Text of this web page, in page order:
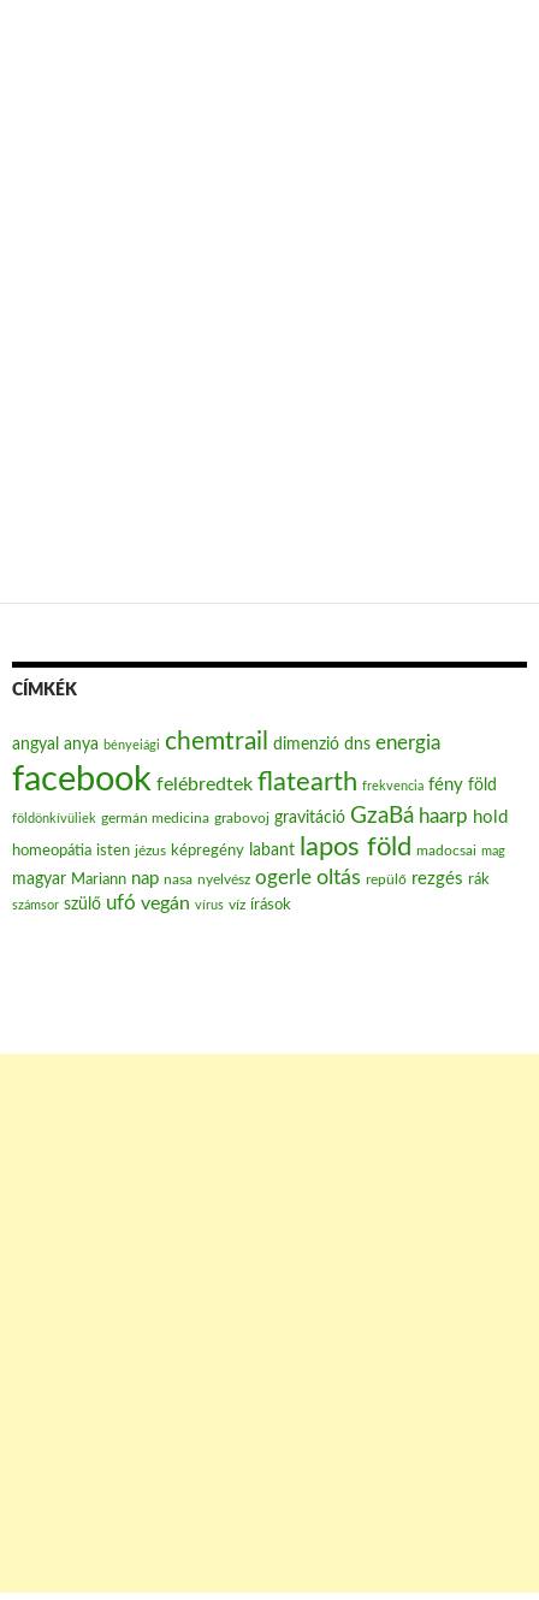
CÍMKÉK
angyal anya bényeiági chemtrail dimenzió dns energia
facebook felébredtek flatearth frekvencia fény föld
földönkívüliek germán medicina grabovoj gravitáció GzaBá haarp hold
homeopátia isten jézus képregény labant lapos föld madocsai mag
magyar Mariann nap nasa nyelvész ogerle oltás repülő rezgés rák
számsor szülő ufó vegán vírus víz írások